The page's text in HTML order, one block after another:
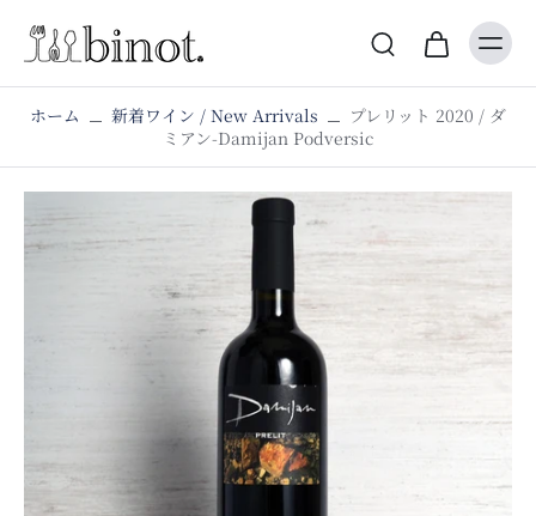
ホーム 新着ワイン / New Arrivals
プレリット 2020 / ダ
ミアン-Damijan Podversic